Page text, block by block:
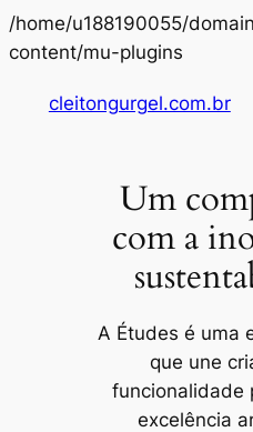
/home/u188190055/
content/mu-plugins
o
cleitongurgel.com.br
Um
com a
A Études é uma
que une
funcionalidade
excelência